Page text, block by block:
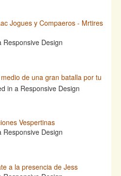
Jogues y Compaeros - Mrtires
de una gran batalla por tu
Vespertinas
a la presencia de Jess